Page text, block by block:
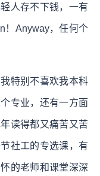
人存不下钱，一有
！Anyway，任何个
特别不喜欢我本科
专业，还有一方面
读得都又痛苦又苦
社工的专选课，有
的老师和课堂深深